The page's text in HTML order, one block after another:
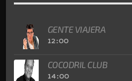
GENTE VIAJERA
12:00
COCODRIL CLUB
14:00